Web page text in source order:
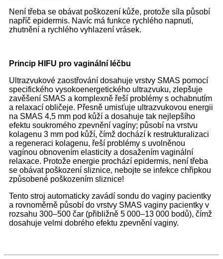
Není třeba se obávat poškození kůže, protože síla působí
napříč epidermis. Navíc má funkce rychlého napnutí,
zhutnění a rychlého vyhlazení vrásek.
Princip HIFU pro vaginální léčbu
Ultrazvukové zaostřování dosahuje vrstvy SMAS pomocí
specifického vysokoenergetického ultrazvuku, zlepšuje
zavěšení SMAS a komplexně řeší problémy s ochabnutím
a relaxací obličeje. Přesně umisťuje ultrazvukovou energii
na SMAS 4,5 mm pod kůží a dosahuje tak nejlepšího
efektu soukromého zpevnění vagíny; působí na vrstvu
kolagenu 3 mm pod kůží, čímž dochází k restrukturalizaci
a regeneraci kolagenu, řeší problémy s uvolněnou
vagínou obnovením elasticity a dosažením vaginální
relaxace. Protože energie prochází epidermis, není třeba
se obávat poškození sliznice, nebojte se infekce chřipkou
způsobené poškozením sliznice!
Tento stroj automaticky zavádí sondu do vaginy pacientky
a rovnoměrně působí do vrstvy SMAS vaginy pacientky v
rozsahu 300–500 čar (přibližně 5 000–13 000 bodů), čímž
dosahuje velmi dobrého efektu zpevnění vaginy.